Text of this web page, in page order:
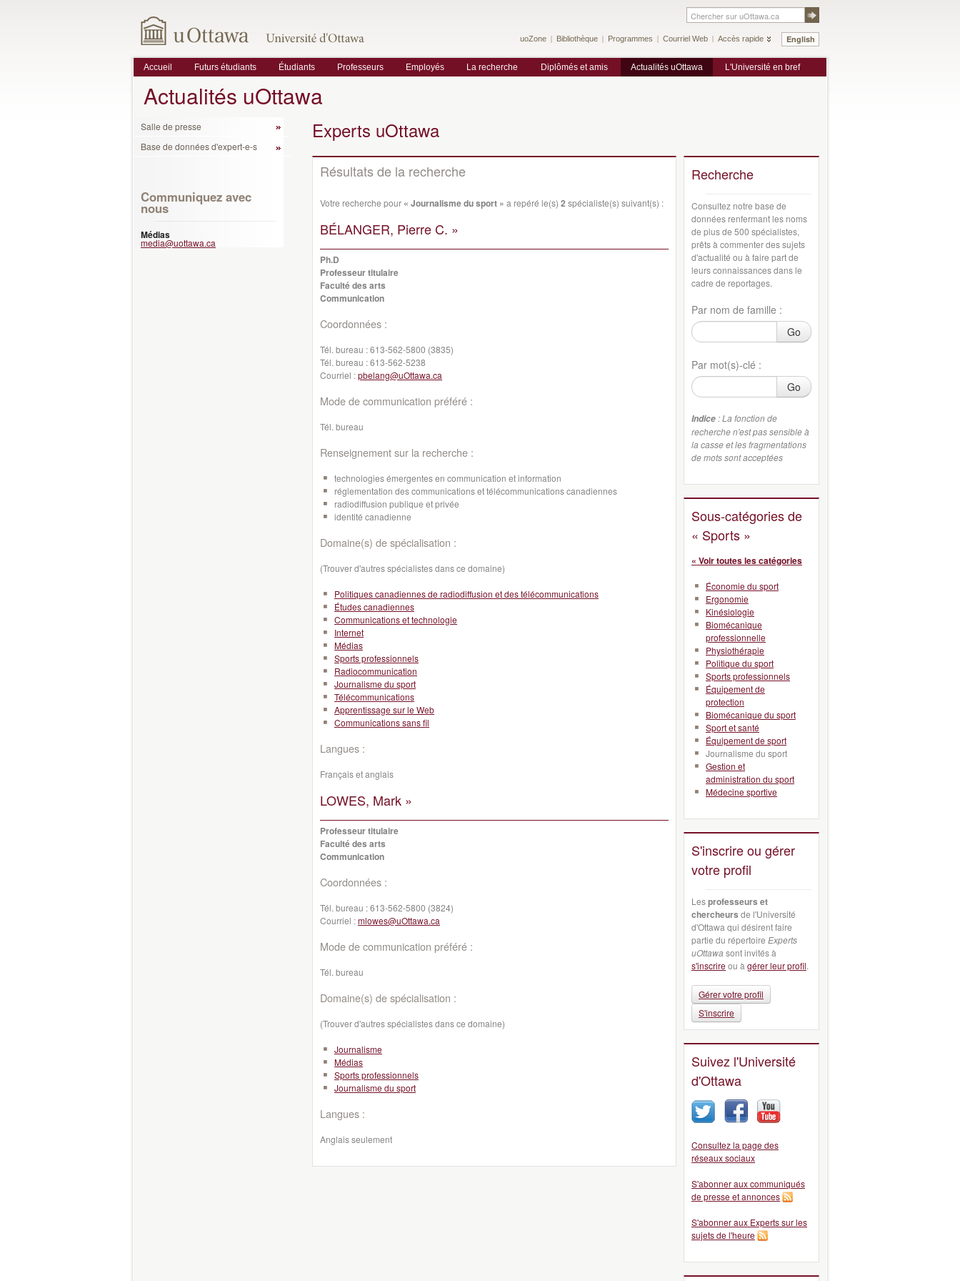
English
uoZone Bibliothèque Programmes Courriel Web Accès rapide
Accueil Futurs étudiants Étudiants Professeurs Employés La recherche Diplômés et amis Actualités uOttawa L'Université en bref
Actualités uOttawa
Salle de presse
Base de données d'expert-e-s
Communiquez avec
nous
Médias
media@uottawa.ca
Experts uOttawa
Résultats de la recherche
Votre recherche pour « Journalisme du sport » a repéré le(s) 2 spécialiste(s) suivant(s) :
BÉLANGER, Pierre C. »
Ph.D
Professeur titulaire
Faculté des arts
Communication
Coordonnées :
Tél. bureau :613-562-5800 (3835)
Tél. bureau :613-562-5238
Courriel :pbelang@uOttawa.ca
Mode de communication préféré :
Tél. bureau
Renseignement sur la recherche :
technologies émergentes en communication et information
réglementation des communications et télécommunications canadiennes
radiodiffusion publique et privée
identité canadienne
Domaine(s) de spécialisation :
(Trouver d'autres spécialistes dans ce domaine)
Politiques canadiennes de radiodiffusion et des télécommunications
Études canadiennes
Communications et technologie
Internet
Médias
Sports professionnels
Radiocommunication
Journalisme du sport
Télécommunications
Apprentissage sur le Web
Communications sans fil
Langues :
Français et anglais
LOWES, Mark »
Professeur titulaire
Faculté des arts
Communication
Coordonnées :
Tél. bureau :613-562-5800 (3824)
Courriel :mlowes@uOttawa.ca
Mode de communication préféré :
Tél. bureau
Domaine(s) de spécialisation :
(Trouver d'autres spécialistes dans ce domaine)
Journalisme
Médias
Sports professionnels
Journalisme du sport
Langues :
Anglais seulement
Recherche
Consultez notre base de
données renfermant les noms
de plus de 500 spécialistes,
prêts à commenter des sujets
d'actualité ou à faire part de
leurs connaissances dans le
cadre de reportages.
Par nom de famille :
Go
Par mot(s)-clé :
Go
Indice : La fonction de
recherche n'est pas sensible à
la casse et les fragmentations
de mots sont acceptées
Sous-catégories de
« Sports »
« Voir toutes les catégories
Économie du sport
Ergonomie
Kinésiologie
Biomécanique
professionnelle
Physiothérapie
Politique du sport
Sports professionnels
Équipement de
protection
Biomécanique du sport
Sport et santé
Équipement de sport
Journalisme du sport
Gestion et
administration du sport
Médecine sportive
S'inscrire ou gérer
votre profil
Lesprofesseurs et
chercheurs de l'Université
d'Ottawa qui désirent faire
partie du répertoire Experts
uOttawa sont invités à
s'inscrireou à gérer leur profil.
Gérer votre profil
S'inscrire
Suivez l'Université
d'Ottawa
Consultez la page des
réseaux sociaux
S'abonner aux communiqués
de presse et annonces
S'abonner aux Experts sur les
sujets de l'heure